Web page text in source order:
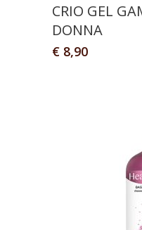
CRIO GEL
DONNA
€ 8,90